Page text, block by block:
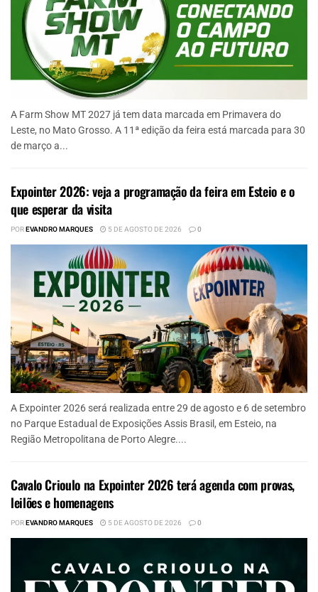
A Farm Show MT 2027 já tem data marcada em Primavera do
Leste, no Mato Grosso. A 11ª edição da feira está marcada para 30
de março a...
Expointer 2026: veja a programação da feira em Esteio e o
que esperar da visita
POREVANDRO MARQUES 5 DE AGOSTO DE 2026 0
A Expointer 2026 será realizada entre 29 de agosto e 6 de setembro
no Parque Estadual de Exposições Assis Brasil, em Esteio, na
Região Metropolitana de Porto Alegre....
Cavalo Crioulo na Expointer 2026 terá agenda com provas,
leilões e homenagens
POREVANDRO MARQUES 5 DE AGOSTO DE 2026 0